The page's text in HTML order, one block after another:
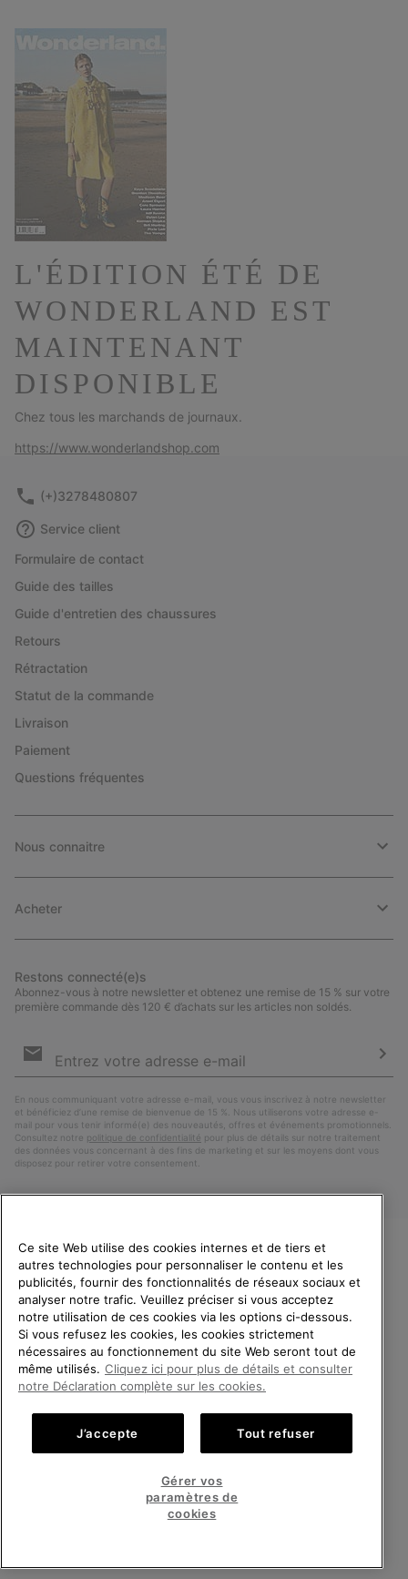
L'ÉDITION ÉTÉ DE
WONDERLAND EST
MAINTENANT
DISPONIBLE
Chez tous les marchands de journaux.
https://www.wonderlandshop.com
(+)3278480807
Service client
Formulaire de contact
Guide des tailles
Guide d'entretien des chaussures
Retours
Rétractation
Statut de la commande
Livraison
Paiement
Questions fréquentes
Nous connaitre
Acheter
Restons connecté(e)s
Abonnez-vous à notre newsletter et obtenez une remise de 15 % sur votre
première commande dès 120 € d’achats sur les articles non soldés.
par
En nous communiquant votre adresse e-mail, vous vous inscrivez à notre newsletter
et bénéficiez d’une remise de bienvenue de 15 %. Nous utiliserons votre adresse e-
mail pour vous tenir informé(e) des nouveautés, offres et événements promotionnels.
Consultez notre politique de confidentialité pour plus de détails sur notre traitement
des données vous concernant à des fins de marketing et sur les moyens dont vous
disposez pour retirer votre consentement.
Belgique (français) | English › | Nederlands ›
©2026 SOREL.Tous droits réservés.
Conditions Générales de Vente Garanties Légales
Impressum
Service client: Lun - Sam de 9h à 13h et de 14h à 18h
VEUILLEZ CHOISIR UNE
LANGUE
Achats en ligne disponibles
United States
Achats
ligne
Achats
Belgium-Dutch
VOIR TOUS LES PAYS
Ce site Web utilise des cookies internes et de tiers et
autres technologies pour personnaliser le contenu et les
publicités, fournir des fonctionnalités de réseaux sociaux et
analyser notre trafic. Veuillez préciser si vous acceptez
notre utilisation de ces cookies via les options ci-dessous.
Si vous refusez les cookies, les cookies strictement
nécessaires au fonctionnement du site Web seront tout de
même utilisés. Cliquez ici pour plus de détails et consulter
notre Déclaration complète sur les cookies.
J’accepte Tout refuser
Gérer vos
paramètres de
cookies